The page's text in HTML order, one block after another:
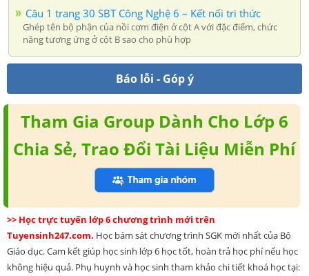
Câu 1 trang 30 SBT Công Nghệ 6 – Kết nối tri thức
Ghép tên bộ phận của nồi cơm điện ở cột A với đặc điểm, chức
năng tương ứng ở cột B sao cho phù hợp
Báo lỗi - Góp ý
Tham Gia Group Dành Cho Lớp 6
Chia Sẻ, Trao Đổi Tài Liệu Miễn Phí
>> Học trực tuyến lớp 6 chương trình mới trên
Tuyensinh247.com. Học bám sát chương trình SGK mới nhất của Bộ
Giáo dục. Cam kết giúp học sinh lớp 6 học tốt, hoàn trả học phí nếu học
không hiệu quả. Phụ huynh và học sinh tham khảo chi tiết khoá học tại: